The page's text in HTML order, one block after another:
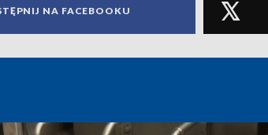
NA FACEBOOKU